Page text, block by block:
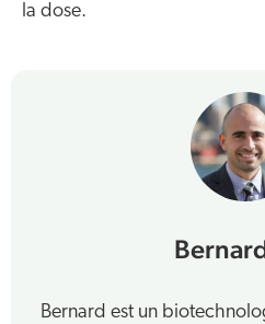
la dose.
Bernard est un